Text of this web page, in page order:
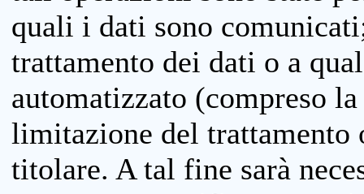
quali i dati sono
trattamento dei dati o a
automatizzato (compreso
limitazione del trattamento
titolare. A tal fine sarà